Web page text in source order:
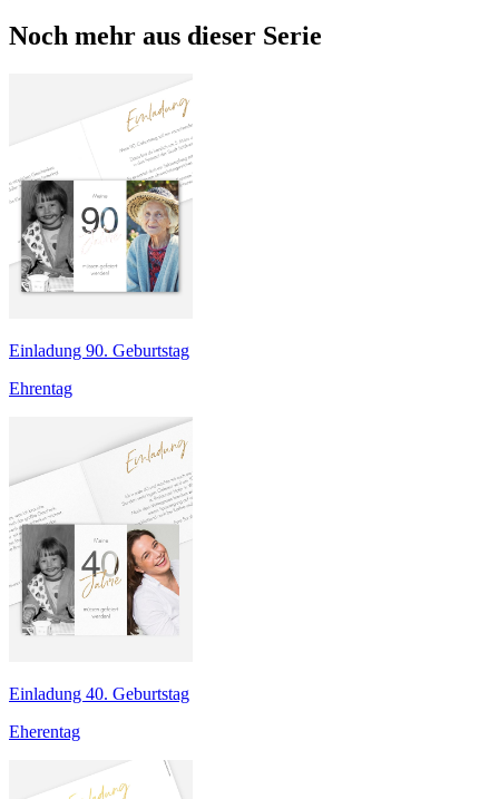
Noch mehr aus dieser Serie
Einladung 90. Geburtstag
Ehrentag
Einladung 40. Geburtstag
Eherentag